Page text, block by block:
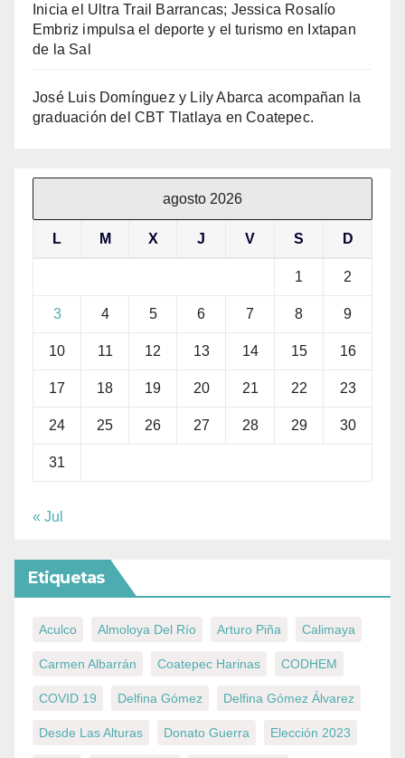
Inicia el Ultra Trail Barrancas; Jessica Rosalío
Embriz impulsa el deporte y el turismo en Ixtapan
de la Sal
José Luis Domínguez y Lily Abarca acompañan la
graduación del CBT Tlatlaya en Coatepec.
agosto 2026
L M X J V S D
1 2
3 4 5 6 7 8 9
10 11 12 13 14 15 16
17 18 19 20 21 22 23
24 25 26 27 28 29 30
31
« Jul
Etiquetas
Aculco Almoloya Del Río Arturo Piña Calimaya
Carmen Albarrán Coatepec Harinas CODHEM
COVID 19 Delfina Gómez Delfina Gómez Álvarez
Desde Las Alturas Donato Guerra Elección 2023